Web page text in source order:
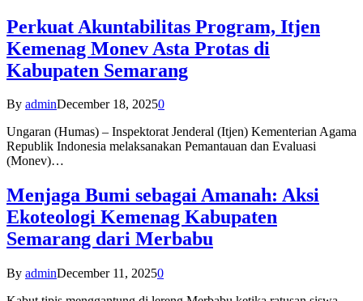
Perkuat Akuntabilitas Program, Itjen
Kemenag Monev Asta Protas di
Kabupaten Semarang
By adminDecember 18, 20250
Ungaran (Humas) – Inspektorat Jenderal (Itjen) Kementerian Agama
Republik Indonesia melaksanakan Pemantauan dan Evaluasi
(Monev)…
Menjaga Bumi sebagai Amanah: Aksi
Ekoteologi Kemenag Kabupaten
Semarang dari Merbabu
By adminDecember 11, 20250